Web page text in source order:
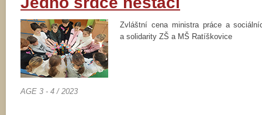
Zvláštní cena ministra práce a
a solidarity ZŠ a MŠ Ratíškovice
AGE 3 - 4 / 2023